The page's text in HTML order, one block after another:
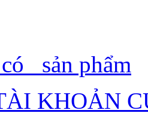
sản phẩm
KHOẢN